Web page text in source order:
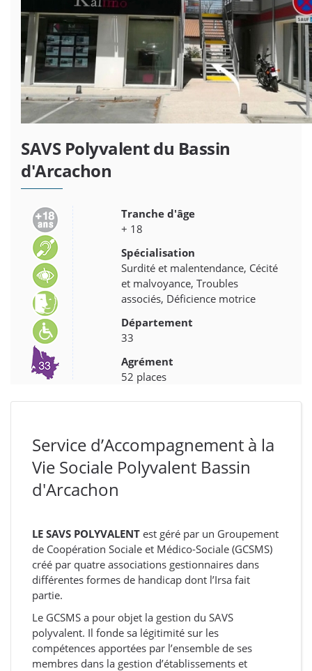
SAVS Polyvalent du Bassin
d'Arcachon
Tranche d'âge
+ 18
Spécialisation
Surdité et malentendance, Cécité
et malvoyance, Troubles
associés, Déficience motrice
Département
33
Agrément
52 places
Service d’Accompagnement à la
Vie Sociale Polyvalent Bassin
d'Arcachon
LE SAVS POLYVALENT est géré par un Groupement
de Coopération Sociale et Médico-Sociale (GCSMS)
créé par quatre associations gestionnaires dans
différentes formes de handicap dont l’Irsa fait
partie.
Le GCSMS a pour objet la gestion du SAVS
polyvalent. Il fonde sa légitimité sur les
compétences apportées par l’ensemble de ses
membres dans la gestion d’établissements et